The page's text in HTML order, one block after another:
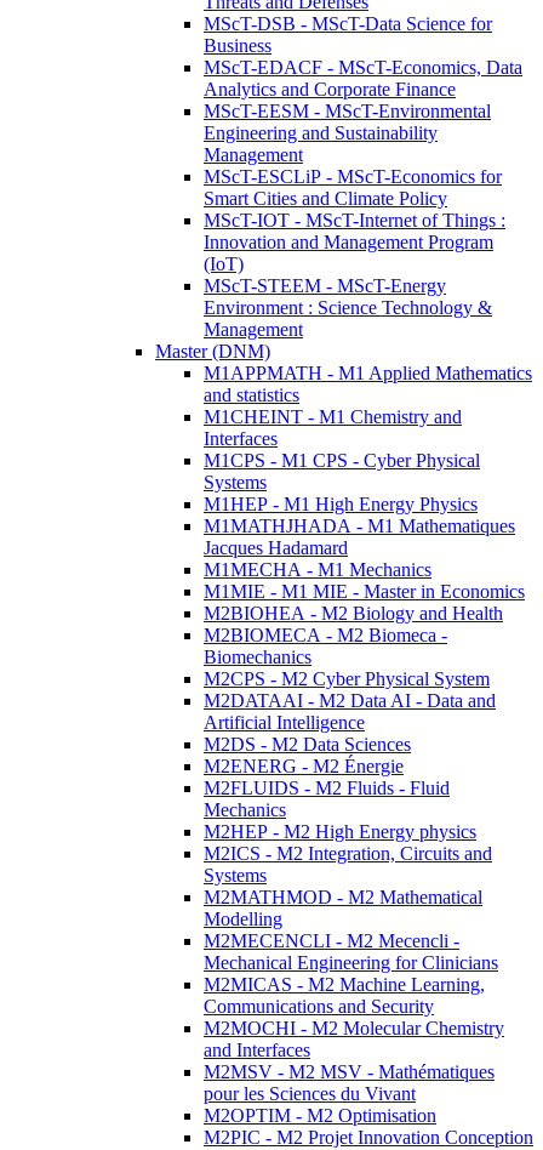
MScT-DSB - MScT-Data Science for
Business
MScT-EDACF - MScT-Economics, Data
Analytics and Corporate Finance
MScT-EESM - MScT-Environmental
Engineering and Sustainability
Management
MScT-ESCLiP - MScT-Economics for
Smart Cities and Climate Policy
MScT-IOT - MScT-Internet of Things :
Innovation and Management Program
(IoT)
MScT-STEEM - MScT-Energy
Environment : Science Technology &
Management
Master (DNM)
M1APPMATH - M1 Applied Mathematics
and statistics
M1CHEINT - M1 Chemistry and
Interfaces
M1CPS - M1 CPS - Cyber Physical
Systems
M1HEP - M1 High Energy Physics
M1MATHJHADA - M1 Mathematiques
Jacques Hadamard
M1MECHA - M1 Mechanics
M1MIE - M1 MIE - Master in Economics
M2BIOHEA - M2 Biology and Health
M2BIOMECA - M2 Biomeca -
Biomechanics
M2CPS - M2 Cyber Physical System
M2DATAAI - M2 Data AI - Data and
Artificial Intelligence
M2DS - M2 Data Sciences
M2ENERG - M2 Énergie
M2FLUIDS - M2 Fluids - Fluid
Mechanics
M2HEP - M2 High Energy physics
M2ICS - M2 Integration, Circuits and
Systems
M2MATHMOD - M2 Mathematical
Modelling
M2MECENCLI - M2 Mecencli -
Mechanical Engineering for Clinicians
M2MICAS - M2 Machine Learning,
Communications and Security
M2MOCHI - M2 Molecular Chemistry
and Interfaces
M2MSV - M2 MSV - Mathématiques
pour les Sciences du Vivant
M2OPTIM - M2 Optimisation
M2PIC - M2 Projet Innovation Conception